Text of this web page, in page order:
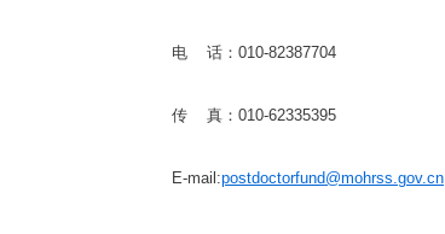
电 话：010-82387704
传 真：010-62335395
E-mail:postdoctorfund@mohrss.gov.cn